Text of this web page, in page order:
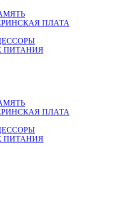
ПЛАТА
ПИТАНИЯ
ПЛАТА
ПИТАНИЯ